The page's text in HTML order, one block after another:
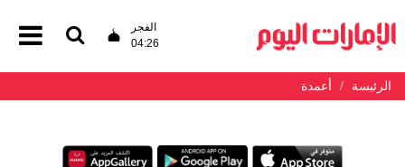
الفجر
04:26
الرئيسة أعمدة